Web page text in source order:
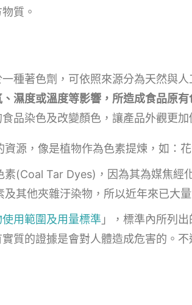
質。
種著色劑，可依照來源分為天然與人
濕度或溫度等影響，所造成食品原
品染色及改變顏色，讓產品外觀更加
資源，像是植物作為色素提煉，如：
素(Coal Tar Dyes)，因為其為媒焦經
其他夾雜汙染物，所以近年來已大量
用範圍及用量標準 」，標準內所列
質的證據是會對人體造成危害的。